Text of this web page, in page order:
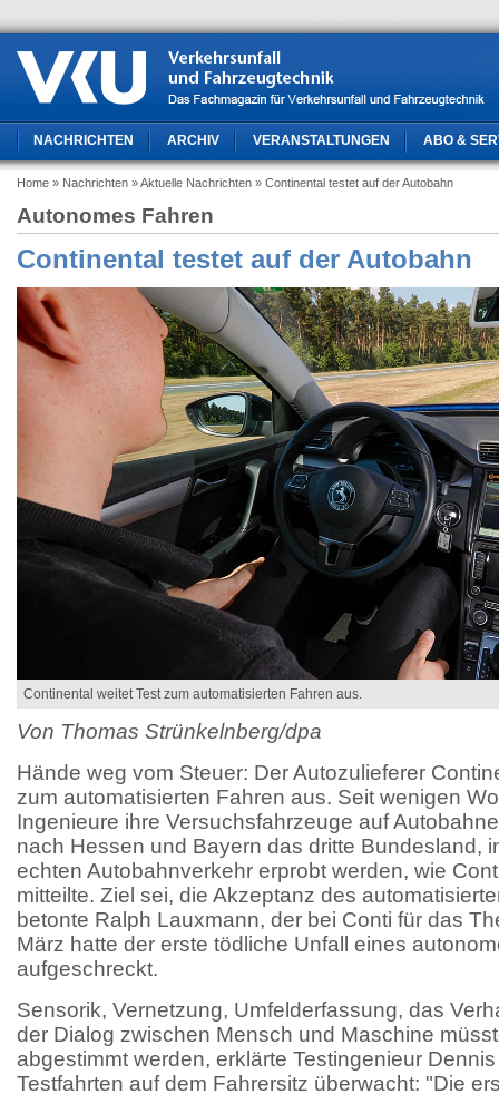
NACHRICHTEN ARCHIV VERANSTALTUNGEN ABO &
Home » Nachrichten » Aktuelle Nachrichten » Continental testet auf der Autobahn
Autonomes Fahren
Continental testet auf der Autobahn
Continental weitet Test zum automatisierten Fahren aus.
Von Thomas Strünkelnberg/dpa
Hände weg vom Steuer: Der Autozulieferer
zum automatisierten Fahren aus. Seit wenigen
Ingenieure ihre Versuchsfahrzeuge auf
nach Hessen und Bayern das dritte Bundesland,
echten Autobahnverkehr erprobt werden, wie
mitteilte. Ziel sei, die Akzeptanz des
betonte Ralph Lauxmann, der bei Conti für das
März hatte der erste tödliche Unfall eines
aufgeschreckt.
Sensorik, Vernetzung, Umfelderfassung, das
der Dialog zwischen Mensch und Maschine
abgestimmt werden, erklärte Testingenieur
Testfahrten auf dem Fahrersitz überwacht: "Die